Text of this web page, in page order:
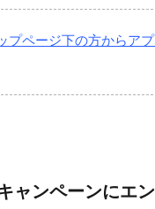
プページ下の方からア
ャンペーンにエ